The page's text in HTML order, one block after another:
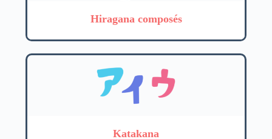
Hiragana composés
Katakana